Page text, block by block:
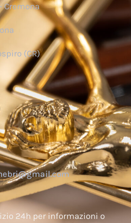
Cremona
(CR)
24h per informazioni o